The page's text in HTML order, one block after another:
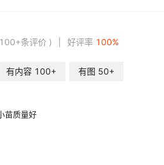
100+条评价 好评率 100%
有内容 100+ 有图 50+
苗质量好